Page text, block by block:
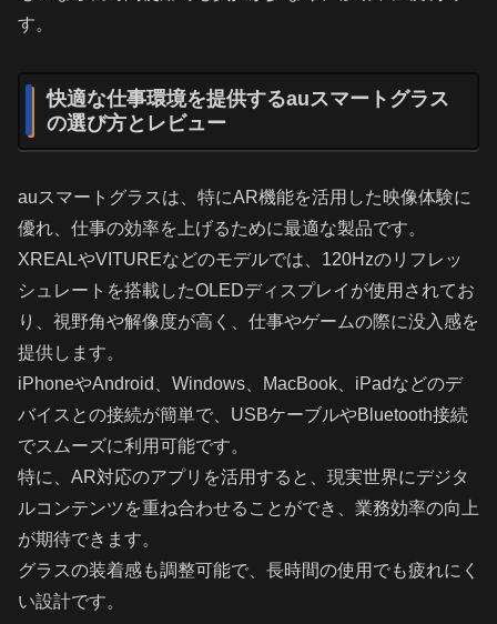
す。
快適な仕事環境を提供するauスマートグラス
の選び方とレビュー
auスマートグラスは、特にAR機能を活用した映像体験に
優れ、仕事の効率を上げるために最適な製品です。
XREALやVITUREなどのモデルでは、120Hzのリフレッ
シュレートを搭載したOLEDディスプレイが使用されてお
り、視野角や解像度が高く、仕事やゲームの際に没入感を
提供します。
iPhoneやAndroid、Windows、MacBook、iPadなどのデ
バイスとの接続が簡単で、USBケーブルやBluetooth接続
でスムーズに利用可能です。
特に、AR対応のアプリを活用すると、現実世界にデジタ
ルコンテンツを重ね合わせることができ、業務効率の向上
が期待できます。
グラスの装着感も調整可能で、長時間の使用でも疲れにく
い設計です。